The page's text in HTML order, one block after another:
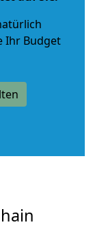
Ihr Budget